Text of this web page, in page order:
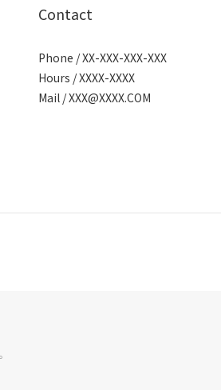
Contact
Phone / XX-XXX-XXX-XXX
Hours / XXXX-XXXX
Mail /XXX@XXXX.COM